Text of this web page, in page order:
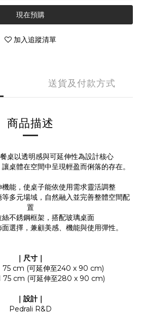
現在預購
加入追蹤清單
送貨及付款方式
商品描述
桌以透明感與可延伸性為設計核心
桌體在空間中呈現輕盈而俐落的存在。
能，使桌子能依使用需求靈活調整
多元場域，自然融入並完善整體空間配
置
不銹鋼框架，搭配玻璃桌面
選擇，兼顧美感、機能與使用彈性。
｜尺寸｜
75 cm (可延伸至240 x 90 cm)
cm (可延伸至280 x 90 cm)
｜設計｜
Pedrali R&D